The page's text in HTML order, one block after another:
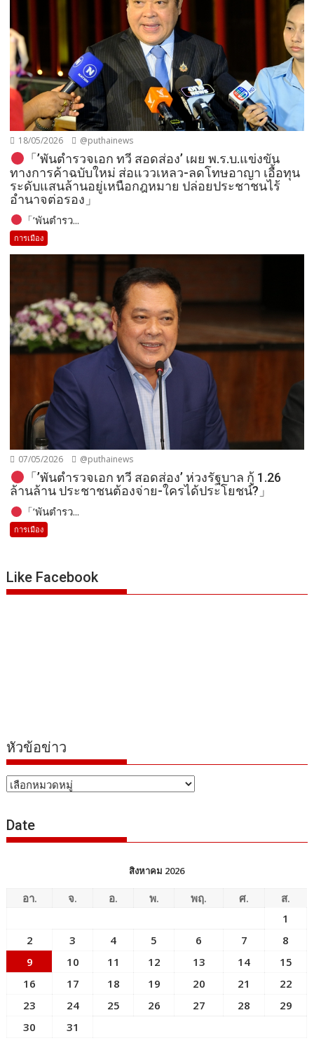
18/05/2026 @puthainews
「’พันตำรวจเอก ทวี สอดส่อง’ เผย พ.ร.บ.แข่งขัน
ทางการค้าฉบับใหม่ ส่อแววเหลว-ลดโทษอาญา เอื้อทุน
ระดับแสนล้านอยู่เหนือกฎหมาย ปล่อยประชาชนไร้
อำนาจต่อรอง」
「’พันตำรว...
การเมือง
07/05/2026 @puthainews
「’พันตำรวจเอก ทวี สอดส่อง’ ห่วงรัฐบาล กู้ 1.26
ล้านล้าน ประชาชนต้องจ่าย-ใครได้ประโยชน์?」
「’พันตำรว...
การเมือง
Like Facebook
หัวข้อข่าว
หัวข้อ
Date
สิงหาคม 2026
อา. จ. อ. พ. พฤ. ศ.
ส.
1
2
3 4 5 6 7
8
9
10 11 12 13 14
15
16
17 18 19 20 21
22
23
24 25 26 27 28
29
30
31